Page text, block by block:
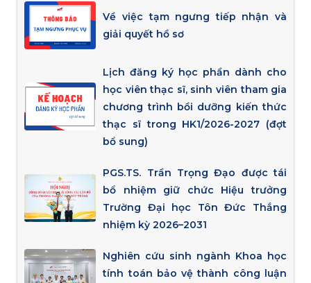
Về việc tạm ngưng tiếp nhận và
giải quyết hồ sơ
Lịch đăng ký học phần dành cho
học viên thạc sĩ, sinh viên tham gia
chương trình bồi dưỡng kiến thức
thạc sĩ trong HK1/2026-2027 (đợt
bổ sung)
PGS.TS. Trần Trọng Đạo được tái
bổ nhiệm giữ chức Hiệu trưởng
Trường Đại học Tôn Đức Thắng
nhiệm kỳ 2026–2031
Nghiên cứu sinh ngành Khoa học
tính toán bảo vệ thành công luận